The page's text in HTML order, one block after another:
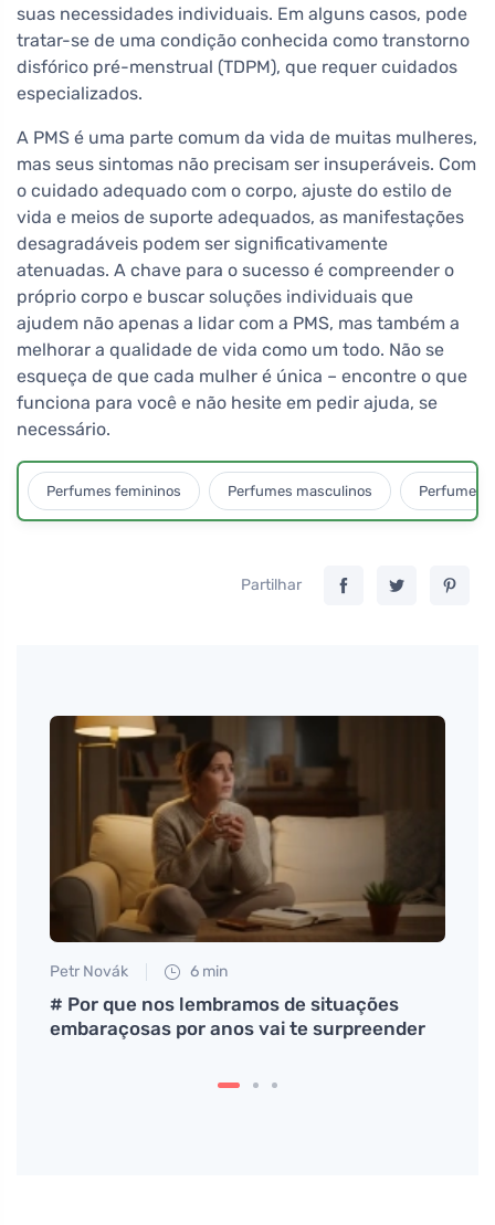
suas necessidades individuais. Em alguns casos, pode
tratar-se de uma condição conhecida como transtorno
disfórico pré-menstrual (TDPM), que requer cuidados
especializados.
A PMS é uma parte comum da vida de muitas mulheres,
mas seus sintomas não precisam ser insuperáveis. Com
o cuidado adequado com o corpo, ajuste do estilo de
vida e meios de suporte adequados, as manifestações
desagradáveis podem ser significativamente
atenuadas. A chave para o sucesso é compreender o
próprio corpo e buscar soluções individuais que
ajudem não apenas a lidar com a PMS, mas também a
melhorar a qualidade de vida como um todo. Não se
esqueça de que cada mulher é única – encontre o que
funciona para você e não hesite em pedir ajuda, se
necessário.
Perfumes femininos Perfumes masculinos Perfumes
Partilhar
Petr Novák 6 min
# Por que nos lembramos de situações
embaraçosas por anos vai te surpreender